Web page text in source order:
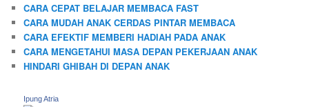
CARA CEPAT BELAJAR MEMBACA FAST
CARA MUDAH ANAK CERDAS PINTAR MEMBACA
CARA EFEKTIF MEMBERI HADIAH PADA ANAK
CARA MENGETAHUI MASA DEPAN PEKERJAAN ANAK
HINDARI GHIBAH DI DEPAN ANAK
Ipung Atria